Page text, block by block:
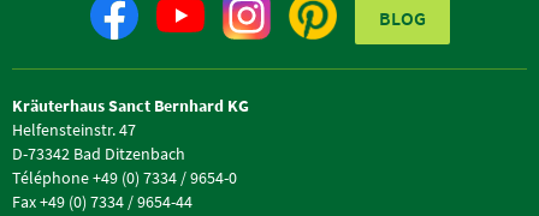
BLOG
Kräuterhaus Sanct Bernhard KG
Helfensteinstr. 47
D-73342 Bad Ditzenbach
Téléphone +49 (0) 7334 / 9654-0
Fax +49 (0) 7334 / 9654-44